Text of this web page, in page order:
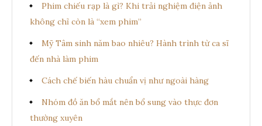
Phim chiếu rạp là gì? Khi trải nghiệm điện ảnh
không chỉ còn là “xem phim”
Mỹ Tâm sinh năm bao nhiêu? Hành trình từ ca sĩ
đến nhà làm phim
Cách chế biến hàu chuẩn vị như ngoài hàng
Nhóm đồ ăn bổ mắt nên bổ sung vào thực đơn
thường xuyên